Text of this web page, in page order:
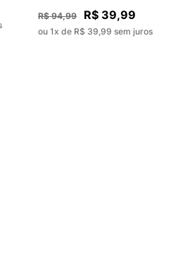
R$ 94,99 R$ 39,99
ou 1x de R$ 39,99 sem juros